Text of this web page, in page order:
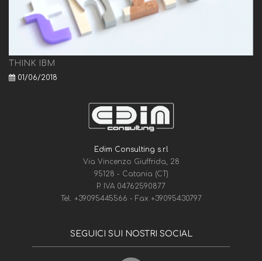
THINK IBM
01/06/2018
Edim Consulting s.r.l
Via Vincenzo Giuffrida, 28
95128 - Catania (CT)
P. IVA 04762590877
Tel. +39095445566 - Fax +39095430797
SEGUICI SUI NOSTRI SOCIAL